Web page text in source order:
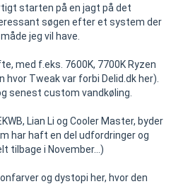
starten på en jagt på det
søgen efter et system der
jeg vil have.
med f.eks. 7600K, 7700K Ryzen
hvor Tweak var forbi Delid.dk her).
senest custom vandkøling.
Lian Li og Cooler Master, byder
har haft en del udfordringer og
tilbage i November…)
og dystopi her, hvor den